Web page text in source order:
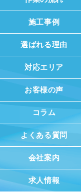
施工事例
選ばれる理由
対応エリア
お客様の声
コラム
よくある質問
会社案内
求人情報